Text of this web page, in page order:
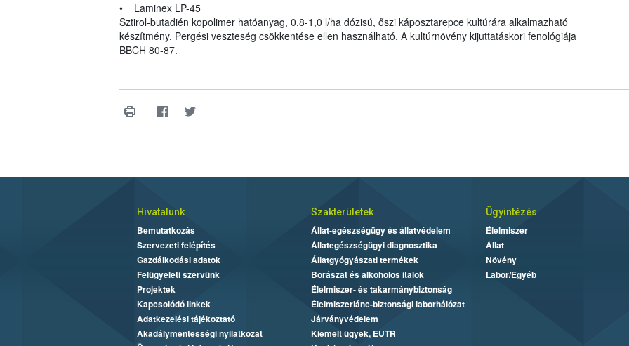
• Laminex LP-45
Sztirol-butadién kopolimer hatóanyag, 0,8-1,0 l/ha dózisú, őszi káposztarepce kultúrára alkalmazható
készítmény. Pergési veszteség csökkentése ellen használható. A kultúrnövény kijuttatáskori fenológiája
BBCH 80-87.
Hivatalunk
Bemutatkozás
Szervezeti felépítés
Gazdálkodási adatok
Felügyeleti szervünk
Projektek
Kapcsolódó linkek
Adatkezelési tájékoztató
Akadálymentességi nyilatkozat
Szakterületek
Állat-egészségügy és állatvédelem
Állategészségügyi diagnosztika
Állatgyógyászati termékek
Borászat és alkoholos italok
Élelmiszer- és takarmánybiztonság
Élelmiszerlánc-biztonsági laborhálózat
Járványvédelem
Kiemelt ügyek, EUTR
Ügyintézés
Élelmiszer
Állat
Növény
Labor/Egyéb